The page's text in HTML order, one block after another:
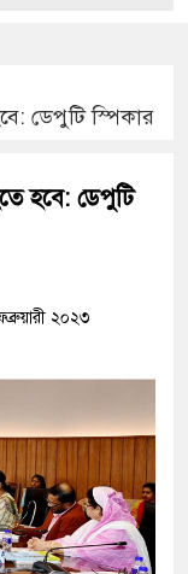
ডেপুটি স্পিকার
হবে: ডেপুটি
২০২৩